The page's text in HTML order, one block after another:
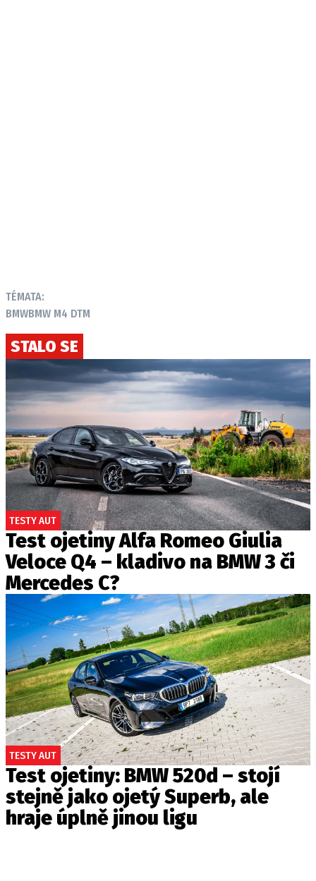
TÉMATA:
BMWBMW M4 DTM
STALO SE
TESTY AUT
Test ojetiny Alfa Romeo Giulia
Veloce Q4 – kladivo na BMW 3 či
Mercedes C?
TESTY AUT
Test ojetiny: BMW 520d – stojí
stejně jako ojetý Superb, ale
hraje úplně jinou ligu